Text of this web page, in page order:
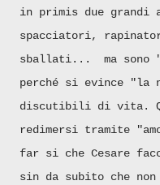
in primis due grandi
spacciatori,
sballati... ma sono
perché si evince "la
discutibili di vita.
redimersi tramite
far si che Cesare
sin da subito che